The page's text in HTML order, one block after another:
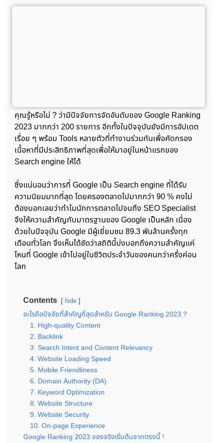
คุณรู้หรือไม่ ? ว่ามีปัจจัยการจัดอันดับของ Google Ranking
2023 มากกว่า 200 รายการ อีกทั้งในปัจจุบันยังมีการอัปเดต
เรื่อย ๆ พร้อม Tools หลายตัวที่ทำงานร่วมกันเพื่อคัดกรอง
เนื้อหาที่มีประสิทธิภาพที่สุดเพื่อให้มาอยู่ในหน้าแรกของ
Search engine ให้ได้
ซึ่งแน่นอนว่าการที่ Google เป็น Search engine ที่ได้รับ
ความนิยมมากที่สุด โดยครองตลาดไปมากกว่า 90 % คงไม่
ต้องบอกเลยว่าทำไมนักการตลาดไปจนถึง SEO Specialist
จึงให้ความสำคัญกับมาตรฐานของ Google เป็นหลัก เนื่อง
ด้วยในปัจจุบัน Google มีผู้เยี่ยมชม 89.3 พันล้านครั้งทุก
เดือนทั่วโลก จึงเห็นได้ชัดว่าสถิตินี้บ่งบอกถึงความสำคัญแค่
ไหนที่ Google เข้าไปอยู่ในชีวิตประจำวันของคนกว่าครึ่งค่อน
โลก
Contents hide
อะไรคือปัจจัยที่สำคัญที่สุดสำหรับ Google Ranking 2023 ?
1. High-quality Content
2. Backlink
3. Search Intent and Content Relevancy
4. Website Loading Speed
5. Mobile Friendliness
6. Domain Authority (DA)
7. Keyword Optimization
8. Website Structure
9. Website Security
10. On-page Experience
Google Ranking 2023 ของจริงเริ่มต้นจากตรงนี้ !